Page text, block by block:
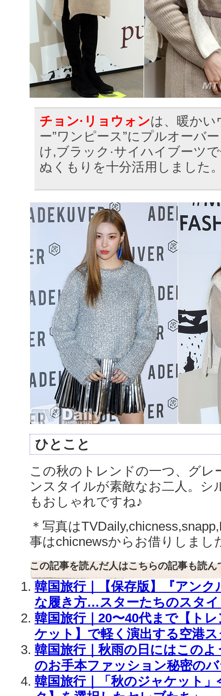
チョン·リョウォンは、暖かい
ー”ワンピース”にプルオーバ
け,ブラック·サイハイブーツ
ぬくもりを十分活用しました
ひとこと
この秋のトレンドの一つ、グレ
ンスタイルが素敵なお二人。シ
もおしゃれですね♪
＊写真は
事はchicnewsからお借りしまし
この記事を読んだ人はこちらの記事も読ん
韓国旅行｜【保存版】『アン
な履き方…スターたちのスタイ
韓国旅行｜20〜40代まで【ト
ケット】で軽く演出する空港
韓国旅行｜秋雨の日にはこの
のお手本ファッション秘密の
韓国旅行｜「秋のジャケット